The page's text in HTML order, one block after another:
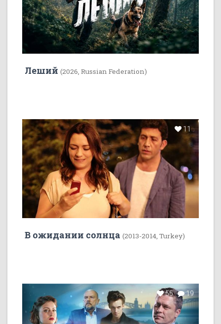
Леший (2026, Russian Federation)
11
В ожидании солнца (2013-2014, Turkey)
55 19